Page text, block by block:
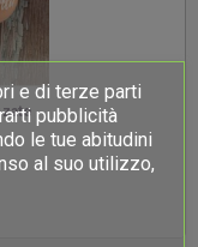
e di terze parti
pubblicità
le tue abitudini
al suo utilizzo,